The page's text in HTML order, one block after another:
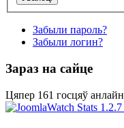
Забыли пароль?
Забыли логин?
Зараз на сайце
Цяпер 161 госцяў анлайн